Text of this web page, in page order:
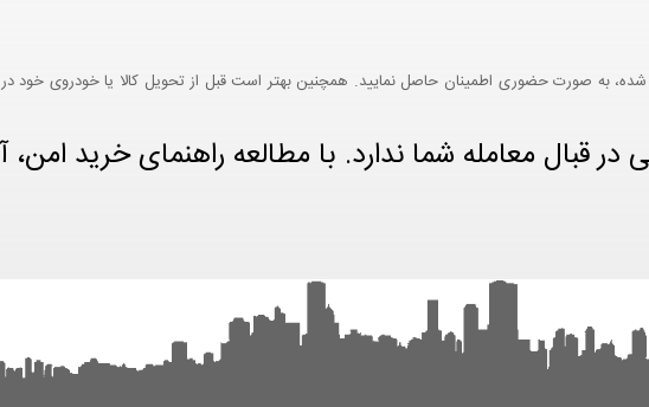
به صورت حضوری اطمینان حاصل نمایید. همچنین بهتر است قبل از تحویل کالا یا خودروی خود در
قبال معامله شما ندارد. با مطالعه راهنمای خرید امن،